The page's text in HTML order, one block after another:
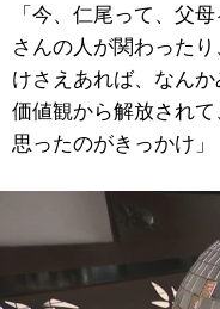
「今、仁尾って、父
さんの人が関わった
けさえあれば、なん
価値観から解放され
思ったのがきっかけ」